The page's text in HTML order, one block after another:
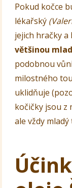
Pokud kočce
lékařský
jejich hračky
většinou
podobnou
milostného
uklidňuje
kočičky jsou z
ale vždy